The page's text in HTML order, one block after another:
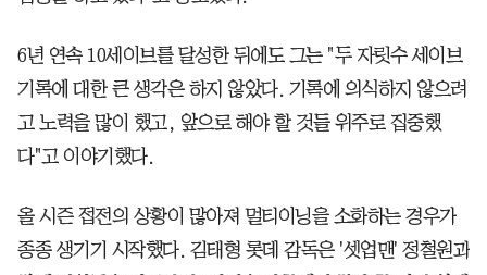
6년 연속 10세이브를 달성한 뒤에도 그는 "두 자릿수 세이브
기록에 대한 큰 생각은 하지 않았다. 기록에 의식하지 않으려
고 노력을 많이 했고, 앞으로 해야 할 것들 위주로 집중했
다"고 이야기했다.
올 시즌 접전의 상황이 많아져 멀티이닝을 소화하는 경우가
종종 생기기 시작했다. 김태형 롯데 감독은 '셋업맨' 정철원과